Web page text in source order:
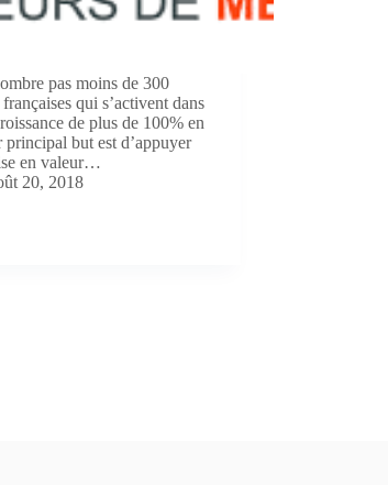
pas moins de 300
qui s’activent dans
de plus de 100% en
but est d’appuyer
en valeur…
20, 2018